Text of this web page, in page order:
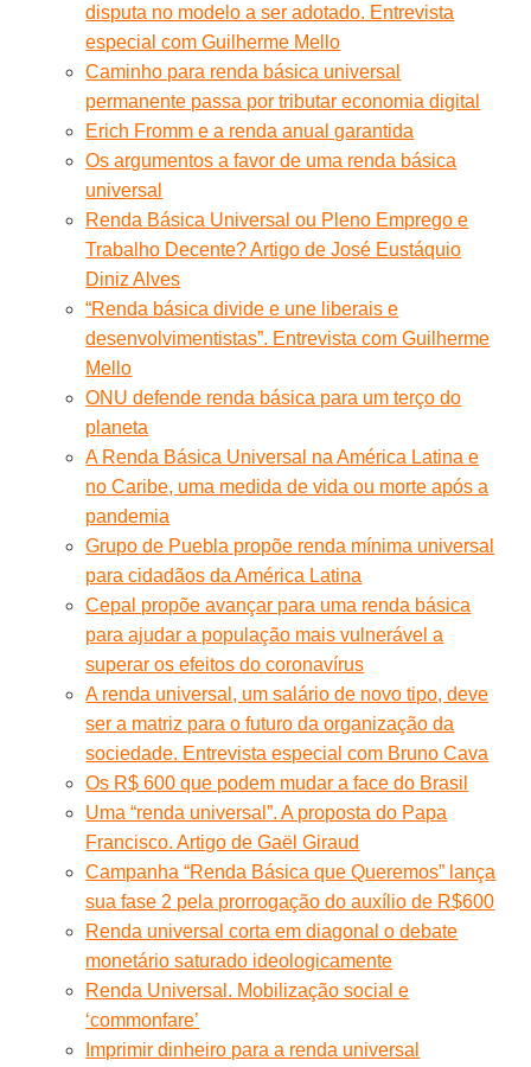
disputa no modelo a ser adotado. Entrevista
especial com Guilherme Mello
Caminho para renda básica universal
permanente passa por tributar economia digital
Erich Fromm e a renda anual garantida
Os argumentos a favor de uma renda básica
universal
Renda Básica Universal ou Pleno Emprego e
Trabalho Decente? Artigo de José Eustáquio
Diniz Alves
“Renda básica divide e une liberais e
desenvolvimentistas”. Entrevista com Guilherme
Mello
ONU defende renda básica para um terço do
planeta
A Renda Básica Universal na América Latina e
no Caribe, uma medida de vida ou morte após a
pandemia
Grupo de Puebla propõe renda mínima universal
para cidadãos da América Latina
Cepal propõe avançar para uma renda básica
para ajudar a população mais vulnerável a
superar os efeitos do coronavírus
A renda universal, um salário de novo tipo, deve
ser a matriz para o futuro da organização da
sociedade. Entrevista especial com Bruno Cava
Os R$ 600 que podem mudar a face do Brasil
Uma “renda universal”. A proposta do Papa
Francisco. Artigo de Gaël Giraud
Campanha “Renda Básica que Queremos” lança
sua fase 2 pela prorrogação do auxílio de R$600
Renda universal corta em diagonal o debate
monetário saturado ideologicamente
Renda Universal. Mobilização social e
‘commonfare’
Imprimir dinheiro para a renda universal